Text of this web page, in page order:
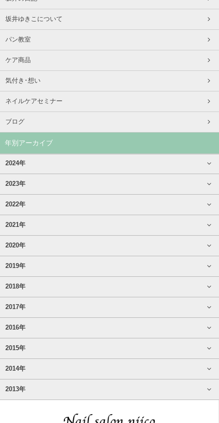
坂井ゆきこについて
パン教室
ケア商品
気付き･想い
ネイルケアセミナー
ブログ
年別アーカイブ
2024年
2023年
2022年
2021年
2020年
2019年
2018年
2017年
2016年
2015年
2014年
2013年